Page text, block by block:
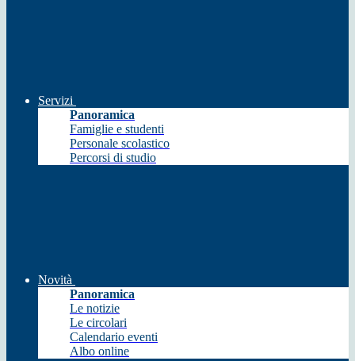
Servizi
Panoramica
Famiglie e studenti
Personale scolastico
Percorsi di studio
Novità
Panoramica
Le notizie
Le circolari
Calendario eventi
Albo online